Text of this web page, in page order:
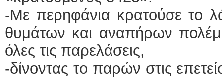
-Με περηφάνια κρατούσε το
θυμάτων και αναπήρων
όλες τις παρελάσεις,
-δίνοντας το παρών στις